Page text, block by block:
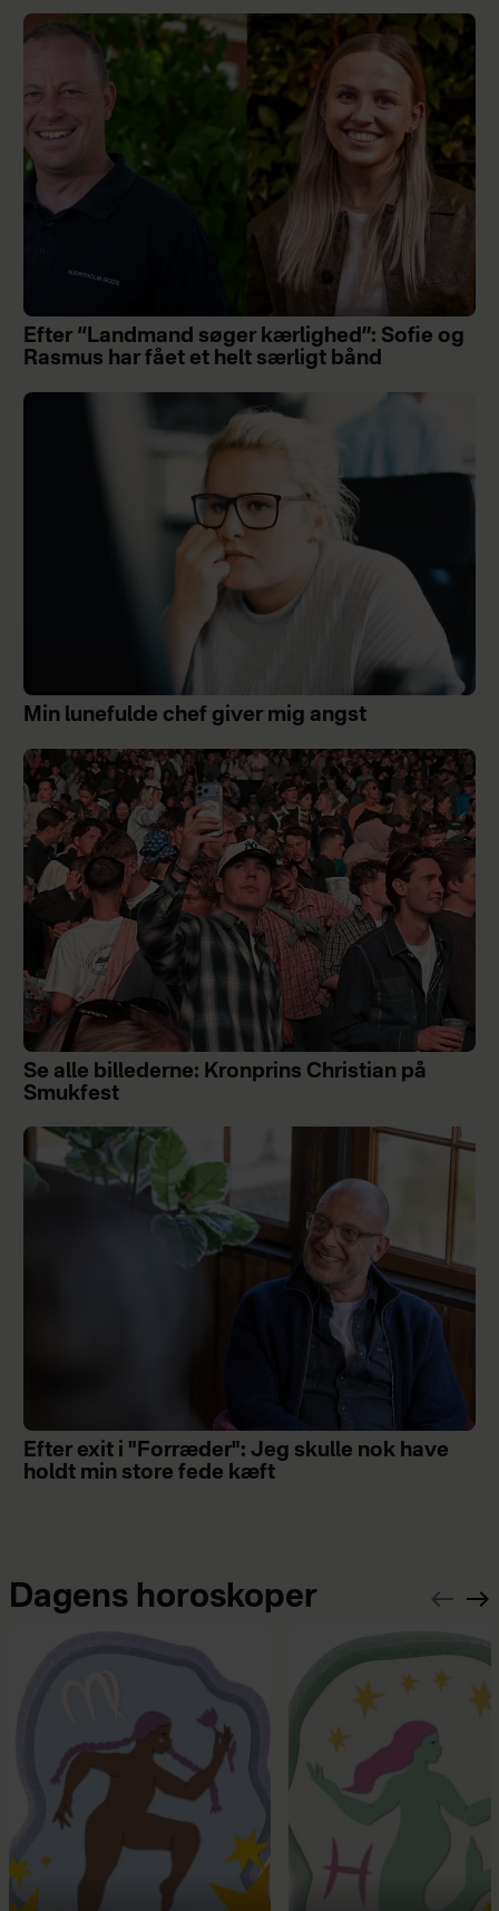
Efter “Landmand søger kærlighed”: Sofie og
Rasmus har fået et helt særligt bånd
Min lunefulde chef giver mig angst
Se alle billederne: Kronprins Christian på
Smukfest
Efter exit i "Forræder": Jeg skulle nok have
holdt min store fede kæft
Dagens horoskoper